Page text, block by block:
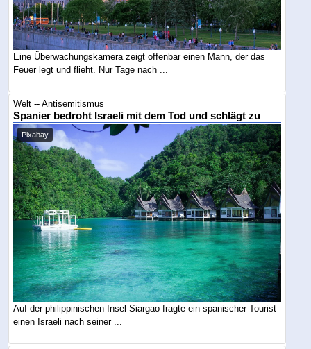
Eine Überwachungskamera zeigt offenbar einen Mann, der das
Feuer legt und flieht. Nur Tage nach ...
Welt -- Antisemitismus
Spanier bedroht Israeli mit dem Tod und schlägt zu
Pixabay
Auf der philippinischen Insel Siargao fragte ein spanischer Tourist
einen Israeli nach seiner ...